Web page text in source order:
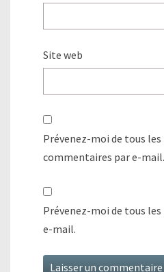
Site web
Prévenez-moi de tous les
commentaires par e-mail.
Prévenez-moi de tous
e-mail.